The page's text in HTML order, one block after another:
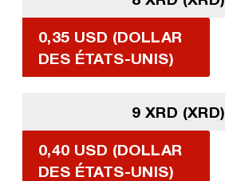
0,35 USD (DOLLAR
DES ÉTATS-UNIS)
9 XRD (XRD)
0,40 USD (DOLLAR
DES ÉTATS-UNIS)